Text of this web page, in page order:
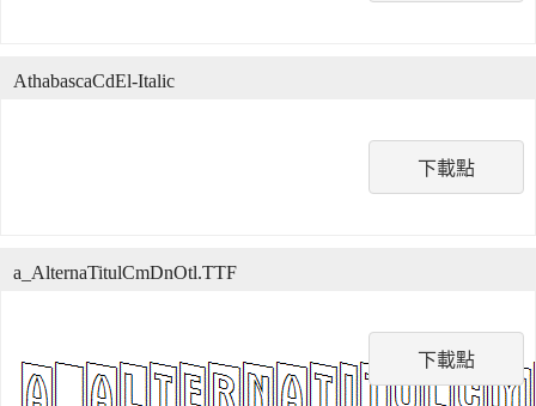
下載點
AthabascaCdEl-Italic
下載點
a_AlternaTitulCmDnOtl.TTF